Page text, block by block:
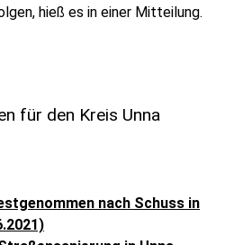
hieß es in einer Mitteilung.
für den Kreis Unna
nach Schuss in